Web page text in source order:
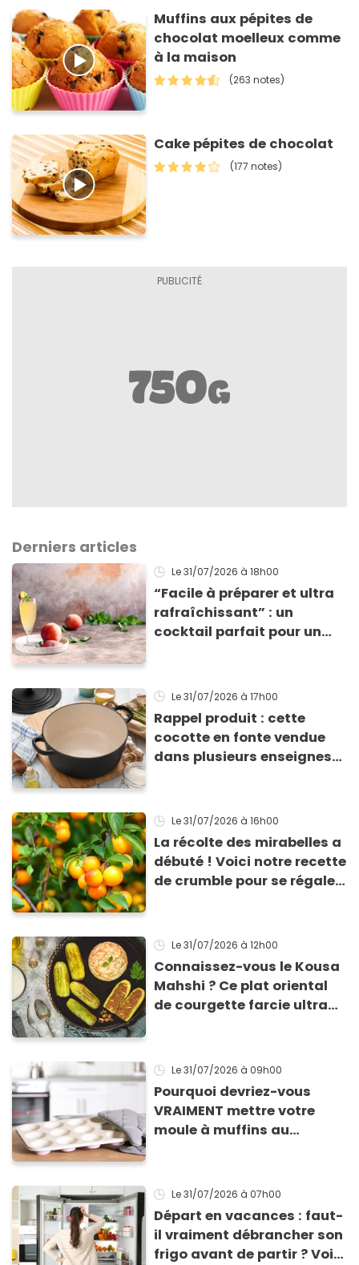
Muffins aux pépites de
chocolat moelleux comme
à la maison
(263 notes)
Cake pépites de chocolat
(177 notes)
Derniers articles
Le 31/07/2026 à 18h00
“Facile à préparer et ultra
rafraîchissant” : un
cocktail parfait pour un
parfaite de Bellini
Le 31/07/2026 à 17h00
Rappel produit : cette
cocotte en fonte vendue
dans plusieurs enseignes
Le 31/07/2026 à 16h00
La récolte des mirabelles a
débuté ! Voici notre recette
de crumble pour se régaler
Le 31/07/2026 à 12h00
Connaissez-vous le Kousa
Mahshi ? Ce plat oriental
de courgette farcie ultra
Le 31/07/2026 à 09h00
Pourquoi devriez-vous
VRAIMENT mettre votre
moule à muffins au
!
Le 31/07/2026 à 07h00
Départ en vacances : faut-
il vraiment débrancher son
frigo avant de partir ? Voici